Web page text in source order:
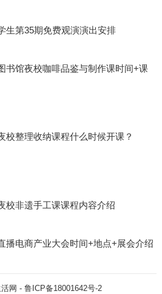
生第35期免费观演演出安排
书馆夜校咖啡品鉴与制作课时间+课
校整理收纳课程什么时候开课？
校非遗手工课课程内容介绍
播电商产业大会时间+地点+展会介绍
网 -鲁ICP备18001642号-2